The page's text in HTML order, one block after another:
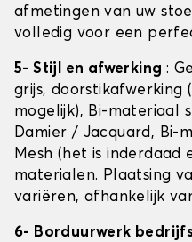
afmetingen van uw
volledig voor een
5- Stijl en afwerking :
grijs, doorstikafwerking
mogelijk), Bi-materiaal
Damier / Jacquard, Bi-
Mesh (het is inderdaad
materialen. Plaatsing
variëren, afhankelijk
6- Borduurwerk